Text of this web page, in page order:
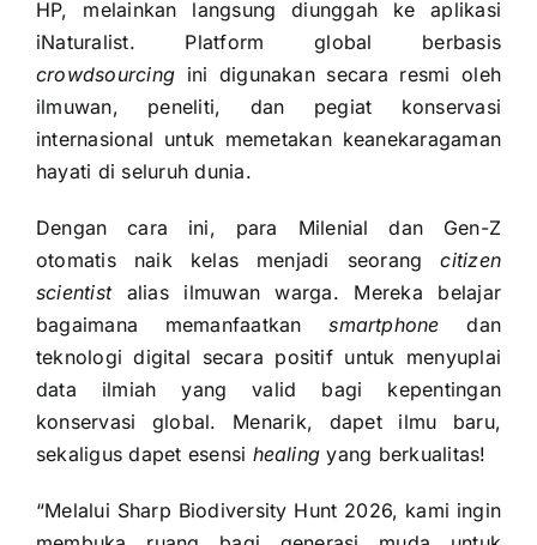
HP, melainkan langsung diunggah ke aplikasi
iNaturalist. Platform global berbasis
crowdsourcing ini digunakan secara resmi oleh
ilmuwan, peneliti, dan pegiat konservasi
internasional untuk memetakan keanekaragaman
hayati di seluruh dunia.
Dengan cara ini, para Milenial dan Gen-Z
otomatis naik kelas menjadi seorangcitizen
scientistalias ilmuwan warga. Mereka belajar
bagaimana memanfaatkansmartphone dan
teknologi digital secara positif untuk menyuplai
data ilmiah yang valid bagi kepentingan
konservasi global. Menarik, dapet ilmu baru,
sekaligus dapet esensi healing yang berkualitas!
“Melalui Sharp Biodiversity Hunt 2026, kami ingin